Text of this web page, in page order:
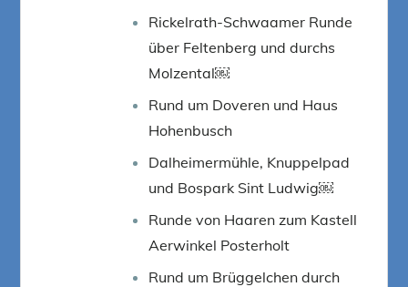
Rickelrath-Schwaamer Runde
über Feltenberg und durchs
Molzental￼
Rund um Doveren und Haus
Hohenbusch
Dalheimermühle, Knuppelpad
und Bospark Sint Ludwig￼
Runde von Haaren zum Kastell
Aerwinkel Posterholt
Rund um Brüggelchen durch